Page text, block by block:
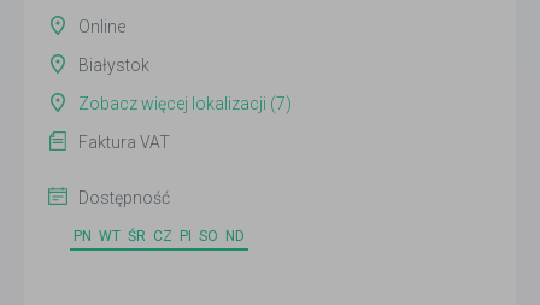
Online
Białystok
Zobacz więcej lokalizacji (7)
Faktura VAT
Dostępność
PN WT ŚR CZ PI SO ND